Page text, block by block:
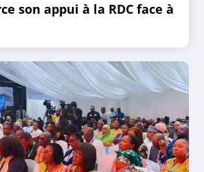
son appui à la RDC face à